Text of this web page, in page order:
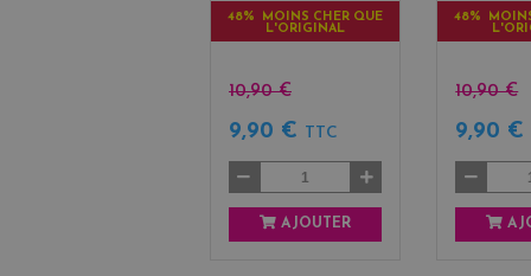
48% MOINS CHER QUE
L'ORIGINAL
10,90 €
9,90 € TTC
AJOUTER
48%
10,90 €
9,90 €